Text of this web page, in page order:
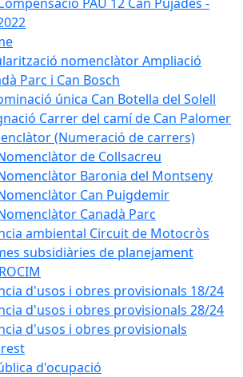
nomenclàtor Ampliació
Parc i Can Bosch
única Can Botella del Solell
Carrer del camí de Can Palomer
(Numeració de carrers)
de Collsacreu
Baronia del Montseny
Can Puigdemir
Canadà Parc
ambiental Circuit de Motocròs
subsidiàries de planejament
d'usos i obres provisionals 18/24
d'usos i obres provisionals 28/24
d'usos i obres provisionals
d'ocupació